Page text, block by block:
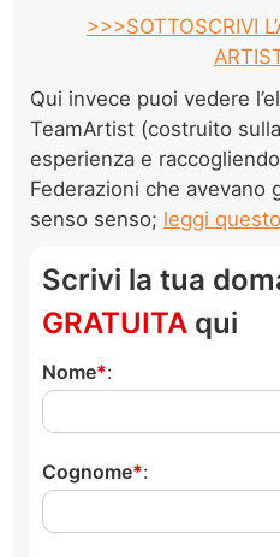
>>>SOTTOSCRIVI
Qui invece puoi vedere
TeamArtist (costruito
esperienza e
Federazioni che avevano
senso senso; leggi
Scrivi la tua
GRATUITA qui
Nome :
Cognome :